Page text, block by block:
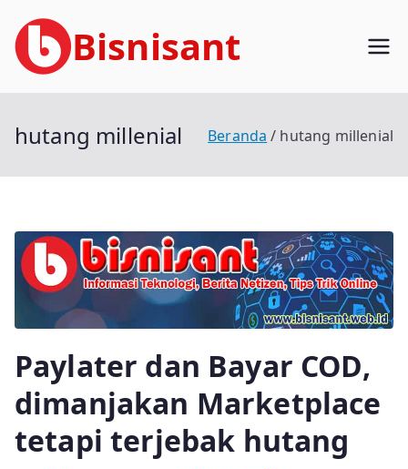
ke
konten
Bisnisant
hutang millenial Beranda hutang millenial
Paylater dan Bayar COD,
dimanjakan Marketplace
tetapi terjebak hutang